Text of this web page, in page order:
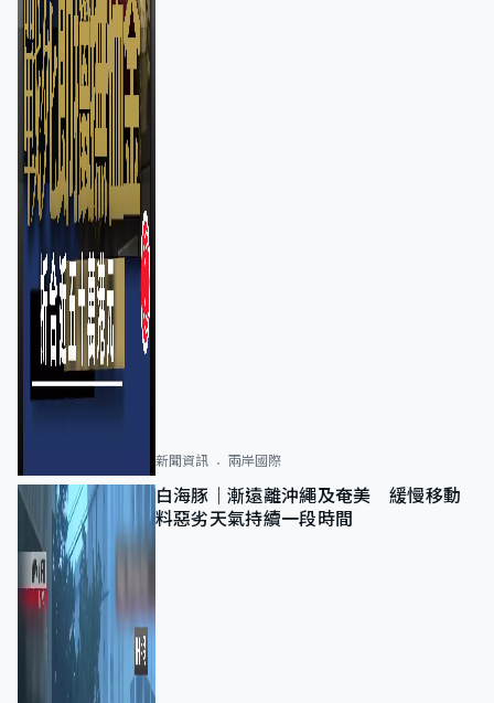
新聞資訊 兩岸國際
白海豚｜漸遠離沖繩及奄美 緩慢移動
料惡劣天氣持續一段時間